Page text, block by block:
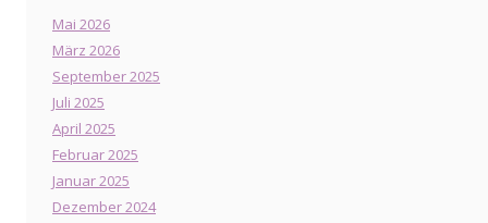
Mai 2026
März 2026
September 2025
Juli 2025
April 2025
Februar 2025
Januar 2025
Dezember 2024